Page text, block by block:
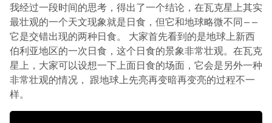
我经过一段时间的思考，得出了一个结论，在瓦克星上其实
最壮观的一个天文现象就是日食，但它和地球略微不同——
它是交错出现的两种日食。 大家首先看到的是地球上新西
伯利亚地区的一次日食，这个日食的景象非常壮观。在瓦克
星上，大家可以设想一下上面日食的场面，它会是另外一种
非常壮观的情况， 跟地球上先亮再变暗再变亮的过程不一
样。